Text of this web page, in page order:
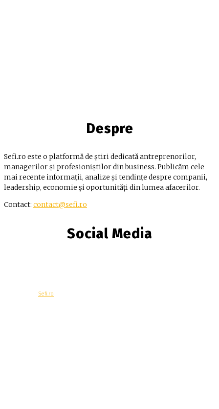
Despre
Sefi.ro este o platformă de știri dedicată antreprenorilor,
managerilor și profesioniștilor din business. Publicăm cele
mai recente informații, analize și tendințe despre companii,
leadership, economie și oportunități din lumea afacerilor.
Contact: contact@sefi.ro
Social Media
Sefi.ro